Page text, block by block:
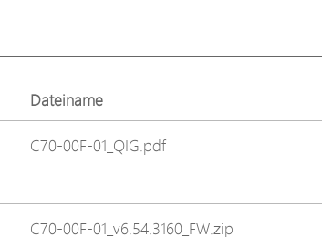
Kamera Gehäuse
Axis Solutions
Dateiname
C70-00F-01_QIG.pdf
C70-00F-01_v6.54.3160_FW.zip